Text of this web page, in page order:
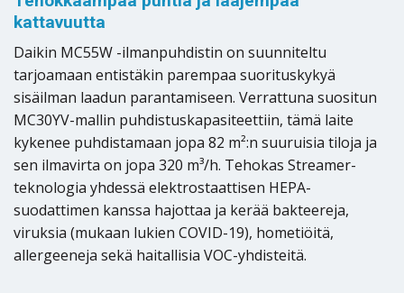
kattavuutta
Daikin MC55W -ilmanpuhdistin on suunniteltu
tarjoamaan entistäkin parempaa suorituskykyä
sisäilman laadun parantamiseen. Verrattuna suositun
MC30YV-mallin puhdistuskapasiteettiin, tämä laite
kykenee puhdistamaan jopa 82 m²:n suuruisia tiloja ja
sen ilmavirta on jopa 320 m³/h. Tehokas Streamer-
teknologia yhdessä elektrostaattisen HEPA-
suodattimen kanssa hajottaa ja kerää bakteereja,
viruksia (mukaan lukien COVID-19), hometiöitä,
allergeeneja sekä haitallisia VOC-yhdisteitä.